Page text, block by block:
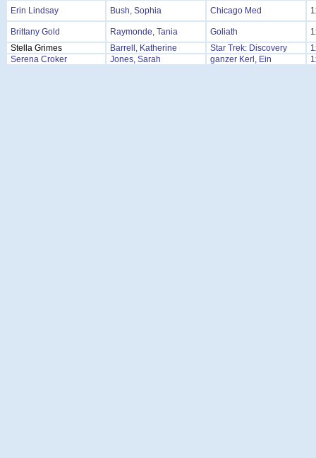
Erin Lindsay Bush, Sophia Chicago Med
Brittany Gold Raymonde, Tania Goliath
Stella Grimes
Barrell, Katherine Star Trek: Discovery
Serena Croker
Jones, Sarah ganzer Kerl, Ein